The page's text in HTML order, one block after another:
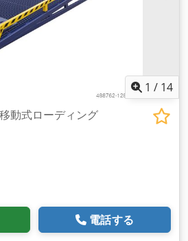
1 / 14
動式ローディング
電話する